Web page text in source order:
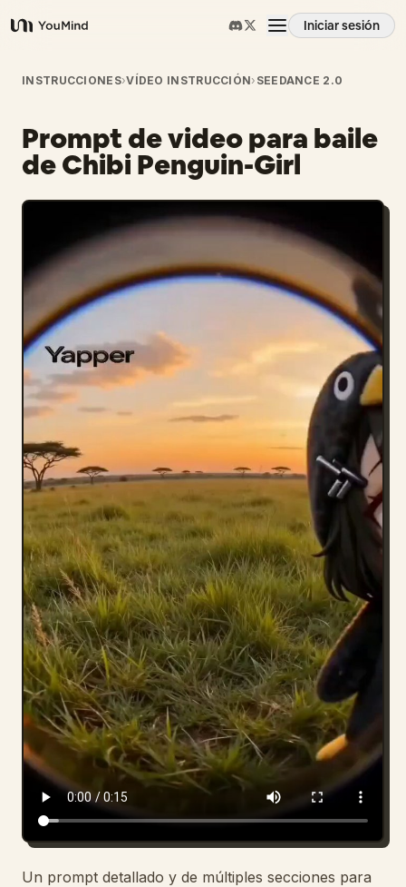
YouMind
Iniciar sesión
Resumen
Casos de uso
Habilidades
Prompts
Precios
Descargar
Actualizaciones
INSTRUCCIONES›VÍDEO INSTRUCCIÓN› SEEDANCE 2.0
Prompt de video para baile
de Chibi Penguin-Girl
Un prompt detallado y de múltiples secciones para